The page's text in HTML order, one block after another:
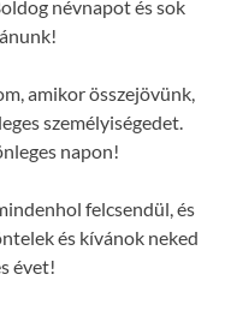
névnapot és sok
amikor összejövünk,
személyiségedet.
napon!
felcsendül, és
és kívánok neked
évet!